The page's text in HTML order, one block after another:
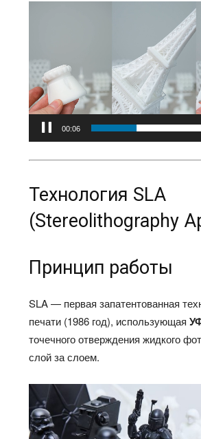
00:07
Технология SLA
(Stereolithography
Принцип работы
SLA — первая запатентованная
печати (1986 год), использующая
точечного отверждения жидкого
слой за слоем.​